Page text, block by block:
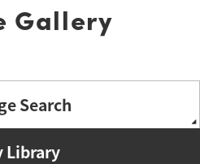
Gallery
Search
Library